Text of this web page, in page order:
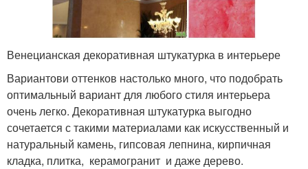
Венецианская декоративная штукатурка в интерьере
Вариантови оттенков настолько много, что подобрать
оптимальный вариант для любого стиля интерьера
очень легко. Декоративная штукатурка выгодно
сочетается с такими материалами как искусственный и
натуральный камень, гипсовая лепнина, кирпичная
кладка, плитка, керамогранит и даже дерево.